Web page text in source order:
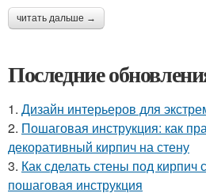
читать дальше →
Последние
1. Дизайн интерьеров для
2. Пошаговая инструкция: как
декоративный кирпич на стену
3. Как сделать стены под кирпич
пошаговая инструкция